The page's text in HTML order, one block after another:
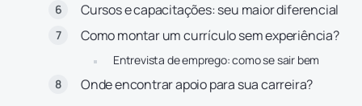
Cursos e capacitações: seu maior diferencial
Como montar um currículo sem experiência?
Entrevista de emprego: como se sair bem
Onde encontrar apoio para sua carreira?